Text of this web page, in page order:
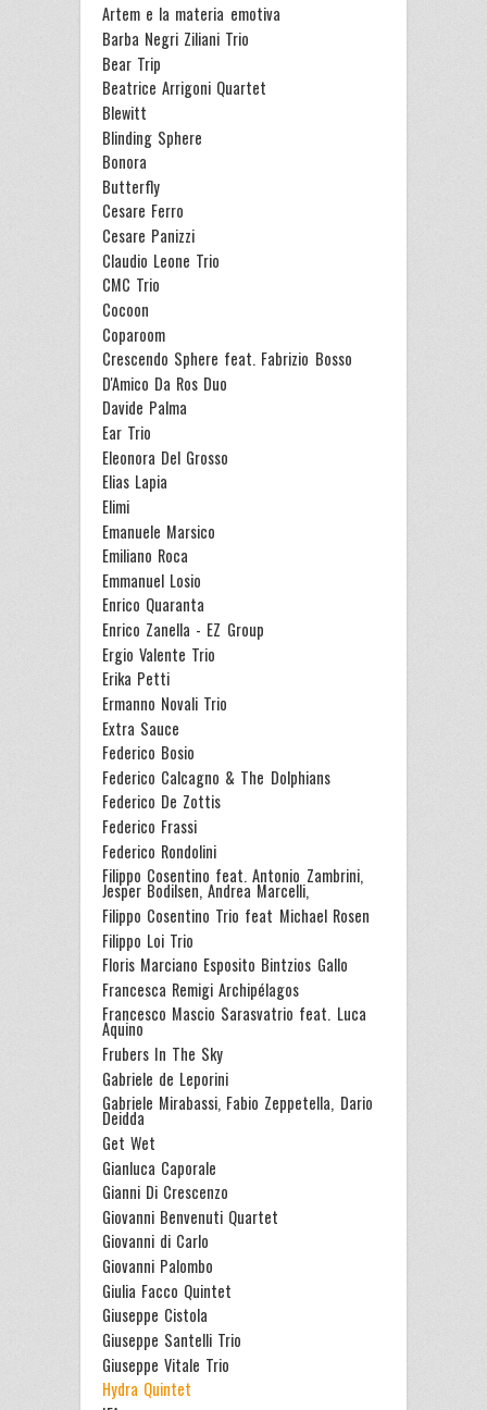
Artem e la materia emotiva
Barba Negri Ziliani Trio
Bear Trip
Beatrice Arrigoni Quartet
Blewitt
Blinding Sphere
Bonora
Butterfly
Cesare Ferro
Cesare Panizzi
Claudio Leone Trio
CMC Trio
Cocoon
Coparoom
Crescendo Sphere feat. Fabrizio Bosso
D'Amico Da Ros Duo
Davide Palma
Ear Trio
Eleonora Del Grosso
Elias Lapia
Elimi
Emanuele Marsico
Emiliano Roca
Emmanuel Losio
Enrico Quaranta
Enrico Zanella - EZ Group
Ergio Valente Trio
Erika Petti
Ermanno Novali Trio
Extra Sauce
Federico Bosio
Federico Calcagno & The Dolphians
Federico De Zottis
Federico Frassi
Federico Rondolini
Filippo Cosentino feat. Antonio Zambrini,
Jesper Bodilsen, Andrea Marcelli,
Filippo Cosentino Trio feat Michael Rosen
Filippo Loi Trio
Floris Marciano Esposito Bintzios Gallo
Francesca Remigi Archipélagos
Francesco Mascio Sarasvatrio feat. Luca
Aquino
Frubers In The Sky
Gabriele de Leporini
Gabriele Mirabassi, Fabio Zeppetella, Dario
Deidda
Get Wet
Gianluca Caporale
Gianni Di Crescenzo
Giovanni Benvenuti Quartet
Giovanni di Carlo
Giovanni Palombo
Giulia Facco Quintet
Giuseppe Cistola
Giuseppe Santelli Trio
Giuseppe Vitale Trio
Hydra Quintet